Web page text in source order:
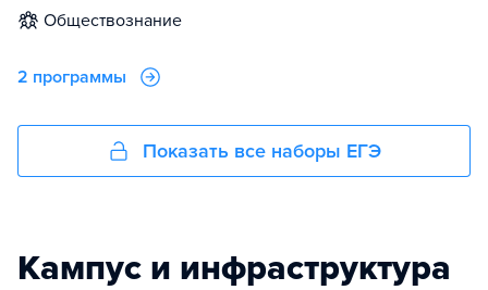
обществознание
2 программы
Показать все наборы ЕГЭ
Кампус и инфраструктура